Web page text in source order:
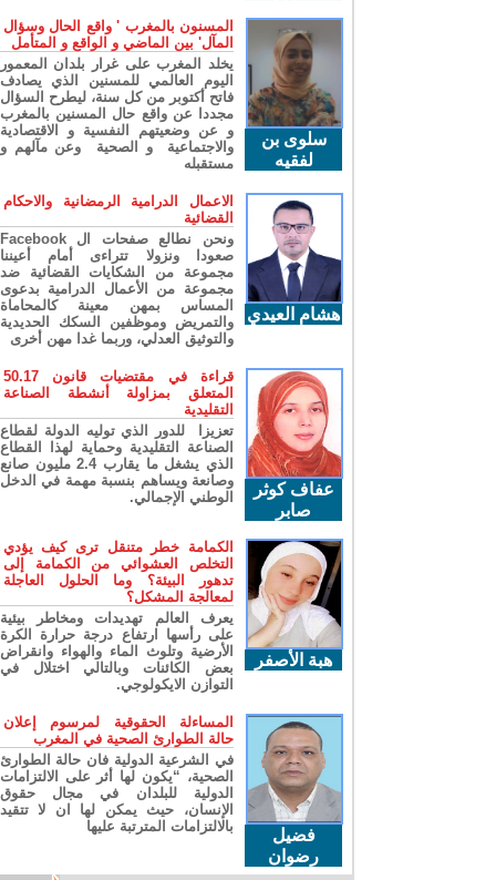
سلوى بن
لفقيه
المسنون بالمغرب ' واقع الحال وسؤال
المآل' بين الماضي و الواقع و المتأمل
يخلد المغرب على غرار بلدان المعمور
اليوم العالمي للمسنين الذي يصادف
فاتح أكتوبر من كل سنة، ليطرح السؤال
مجددا عن واقع حال المسنين بالمغرب
و عن وضعيتهم النفسية و الاقتصادية
والاجتماعية و الصحية وعن مآلهم و
مستقبله
هشام العيدي
الاعمال الدرامية الرمضانية والاحكام
القضائية
ونحن نطالع صفحات ال Facebook
صعودا ونزولا تتراءى أمام أعيننا
مجموعة من الشكايات القضائية ضد
مجموعة من الأعمال الدرامية بدعوى
المساس بمهن معينة كالمحاماة
والتمريض وموظفين السكك الحديدية
والتوثيق العدلي، وربما غدا مهن أخرى
عفاف كوثر
صابر
قراءة في مقتضيات قانون 50.17
المتعلق بمزاولة أنشطة الصناعة
التقليدية
تعزيزا للدور الذي توليه الدولة لقطاع
الصناعة التقليدية وحماية لهذا القطاع
الذي يشغل ما يقارب 2.4 مليون صانع
وصانعة ويساهم بنسبة مهمة في الدخل
الوطني الإجمالي.
هبة الأصفر
الكمامة خطر متنقل ترى كيف يؤدي
التخلص العشوائي من الكمامة إلى
تدهور البيئة؟ وما الحلول العاجلة
لمعالجة المشكل؟
يعرف العالم تهديدات ومخاطر بيئية
على رأسها ارتفاع درجة حرارة الكرة
الأرضية وتلوث الماء والهواء وانقراض
بعض الكائنات وبالتالي اختلال في
التوازن الايكولوجي.
فضيل
رضوان
المساءلة الحقوقية لمرسوم إعلان
حالة الطوارئ الصحية في المغرب
في الشرعية الدولية فان حالة الطوارئ
الصحية، “يكون لها أثر على الالتزامات
الدولية للبلدان في مجال حقوق
الإنسان، حيث يمكن لها ان لا تتقيد
بالالتزامات المترتبة عليها